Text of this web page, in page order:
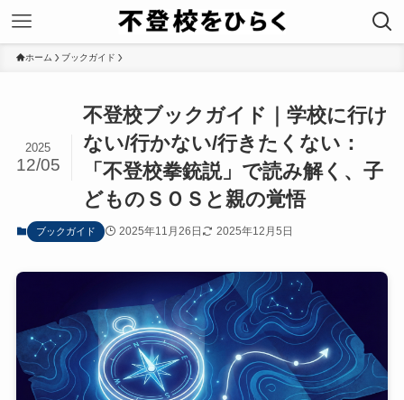
ホーム ブックガイド
不登校ブックガイド｜学校に行け
ない/行かない/行きたくない：
「不登校拳銃説」で読み解く、子
どものＳＯＳと親の覚悟
2025
12/05
ブックガイド 2025年11月26日 2025年12月5日